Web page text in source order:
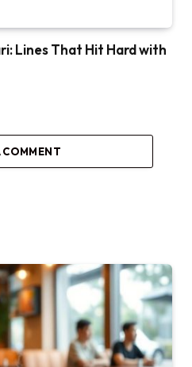
Lines That Hit Hard with
COMMENT